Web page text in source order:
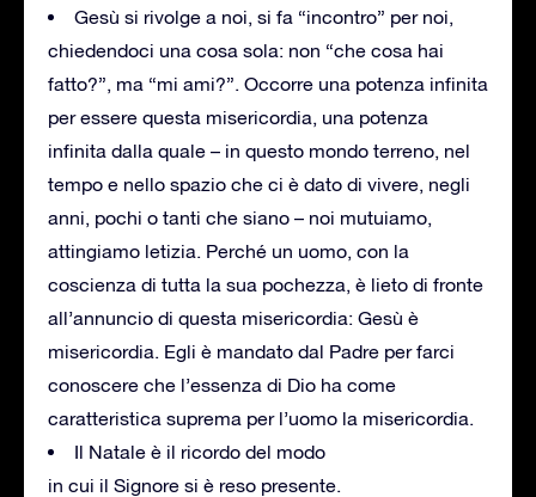
Gesù si rivolge a noi, si fa “incontro” per noi,
chiedendoci una cosa sola: non “che cosa hai
fatto?”, ma “mi ami?”. Occorre una potenza infinita
per essere questa misericordia, una potenza
infinita dalla quale – in questo mondo terreno, nel
tempo e nello spazio che ci è dato di vivere, negli
anni, pochi o tanti che siano – noi mutuiamo,
attingiamo letizia. Perché un uomo, con la
coscienza di tutta la sua pochezza, è lieto di fronte
all’annuncio di questa misericordia: Gesù è
misericordia. Egli è mandato dal Padre per farci
conoscere che l’essenza di Dio ha come
caratteristica suprema per l’uomo la misericordia.
Il Natale è il ricordo del modo
in cui il Signore si è reso presente.